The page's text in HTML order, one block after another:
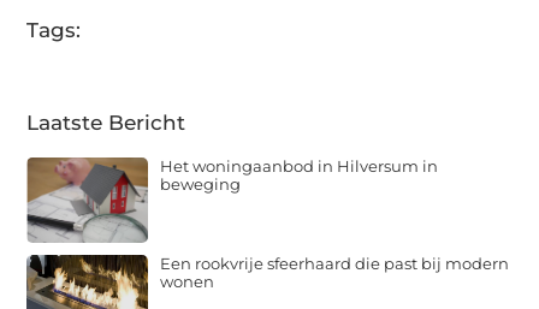
Tags:
Laatste Bericht
Het woningaanbod in Hilversum in
beweging
Een rookvrije sfeerhaard die past bij modern
wonen